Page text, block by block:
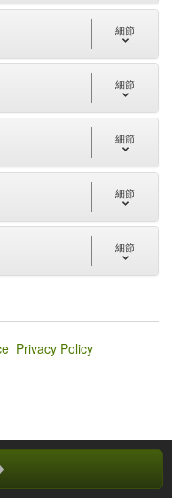
細節
細節
細節
細節
細節
Privacy Policy